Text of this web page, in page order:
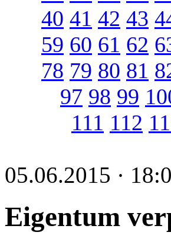
40 41 42 43
59 60 61 62
78 79 80 81
97 98 99
111 112
05.06.2015 ·
Eigentum